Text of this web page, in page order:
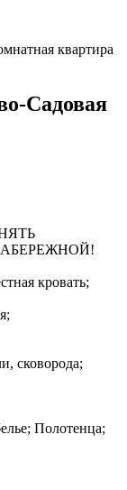
квартира
Садовая
кровать;
сковорода;
Полотенца;